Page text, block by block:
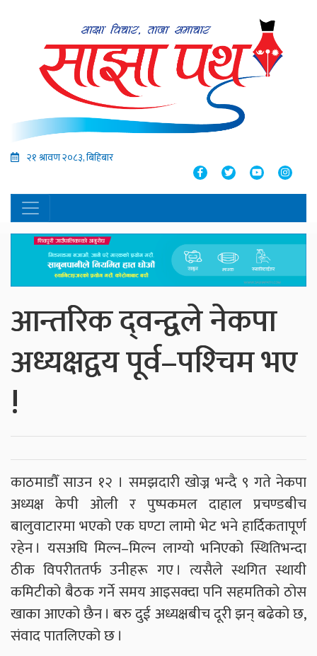
२१ श्रावण २०८३, बिहिबार
आन्तरिक द्‍वन्द्वले नेकपा
अध्यक्षद्वय पूर्व–पश्‍चिम भए
!
काठमाडौँ साउन १२ । समझदारी खोज्न भन्दै ९ गते नेकपा
अध्यक्ष केपी ओली र पुष्पकमल दाहाल प्रचण्डबीच
बालुवाटारमा भएको एक घण्टा लामो भेट भने हार्दिकतापूर्ण
रहेन । यसअघि मिल्न–मिल्न लाग्यो भनिएको स्थितिभन्दा
ठीक विपरीततर्फ उनीहरू गए । त्यसैले स्थगित स्थायी
कमिटीको बैठक गर्ने समय आइसक्दा पनि सहमतिको ठोस
खाका आएको छैन । बरु दुई अध्यक्षबीच दूरी झन् बढेको छ,
संवाद पातलिएको छ ।